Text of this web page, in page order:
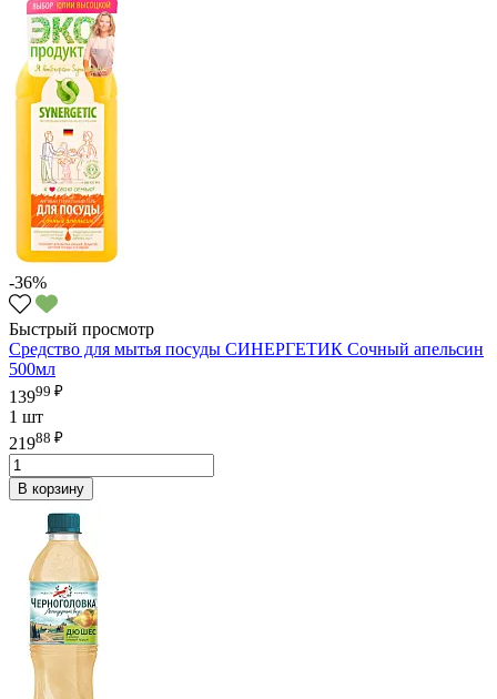
-36%
Быстрый просмотр
Средство для мытья посуды СИНЕРГЕТИК Сочный апельсин
500мл
13999 ₽
1 шт
21988 ₽
В корзину